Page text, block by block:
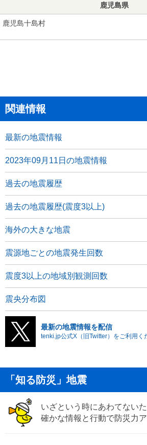
鹿児島県
鹿児島十島村
関連情報
最新の地震情報
2023年09月11日の地震情報
過去の地震履歴
過去の地震履歴(震度3以上)
海外の大きな地震
震源地ごとの地震発生回数
震度3以上の地域別観測回数
震央分布図
最新の地震情報を配信
tenki.jp公式X（旧Twitter）をご利用く
「知る防災」地震
いざという時にあわてない
確かな情報と行動で防災力